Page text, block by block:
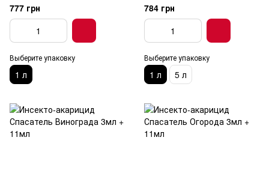
777 грн
Выберите упаковку
1 л
784 грн
Выберите упаковку
1 л 5 л